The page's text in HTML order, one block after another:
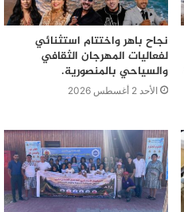
نجاح باهر واختتام استثنائي
لفعاليات المهرجان الثقافي
والسياحي بالمنصورية.
الأحد 2 أغسطس 2026